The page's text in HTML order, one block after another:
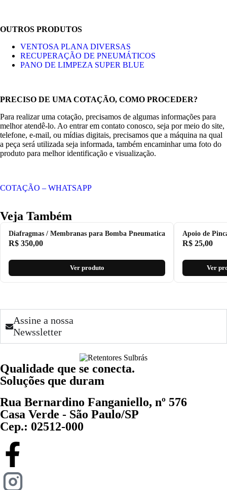
OUTROS PRODUTOS
VENTOSA PLANA DIVERSAS
RECUPERAÇÃO DE PNEUMÁTICOS
PANO DE LIMPEZA SUPER BLUE
PRECISO DE UMA COTAÇÃO, COMO PROCEDER?
Para realizar uma cotação, precisamos de algumas informações para
melhor atendê-lo. Ao entrar em contato conosco, seja por meio do site,
telefone, e-mail, ou mídias digitais, precisamos que a máquina na qual
a peça será utilizada seja informada, também encaminhar uma foto do
produto para melhor identificação e visualização.
COTAÇÃO – WHATSAPP
Veja Também
Diafragmas / Membranas para Bomba Pneumatica
R$ 350,00
Ver produto
Apoio de
R$ 25,00
Ver
Assine a nossa
Newssletter
Qualidade que se conecta.
Soluções que duram
Rua Bernardino Fanganiello, nº 576
Casa Verde - São Paulo/SP
Cep.: 02512-000